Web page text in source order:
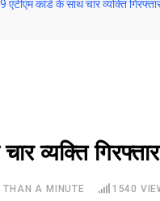
एटीएम कार्ड के साथ चार व्यक्ति
व्यक्ति गिरफ्तार
THAN A MINUTE 1540